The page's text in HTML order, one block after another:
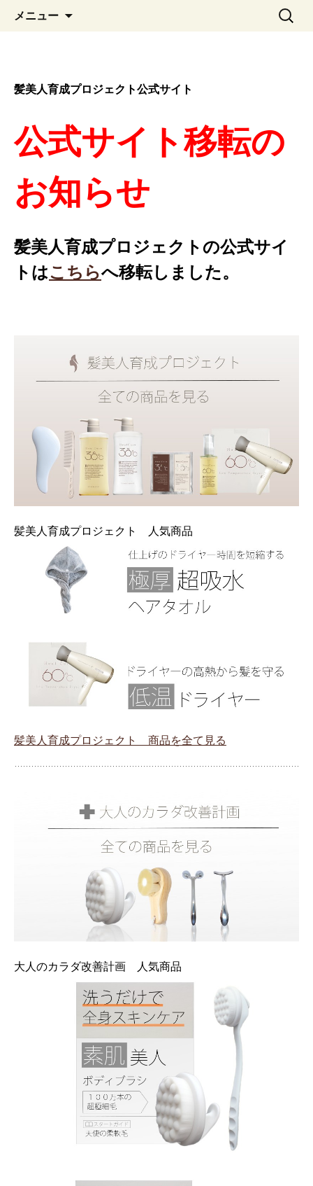
メニュー
へ
動
検
索:
髪美人育成プロジェクト公式サイト
公式サイト移転の
お知らせ
髪美人育成プロジェクトの公式サイ
トはこちらへ移転しました。
髪美人育成プロジェクト 人気商品
髪美人育成プロジェクト 商品を全て見る
大人のカラダ改善計画 人気商品